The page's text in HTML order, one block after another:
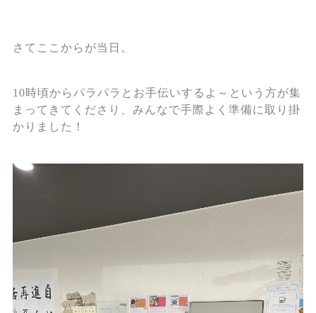
さてここからが当日。
10時頃からパラパラとお手伝いするよ～という方が集
まってきてくださり、みんなで手際よく準備に取り掛
かりました！